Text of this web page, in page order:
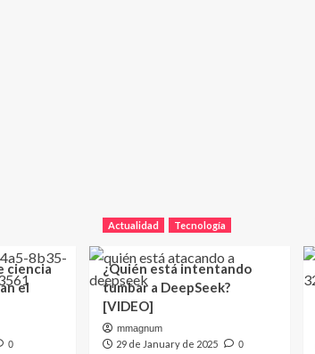
ciencia
el
0
Actualidad Tecnología
¿Quién está intentando
tumbar a DeepSeek?
[VIDEO]
mmagnum
29 de January de 2025 0